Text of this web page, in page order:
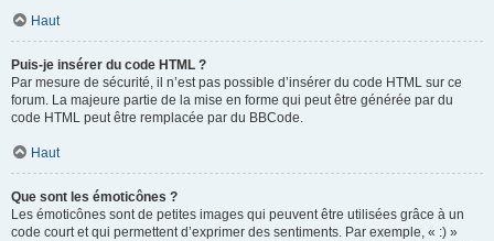
Haut
Puis-je insérer du code HTML ?
Par mesure de sécurité, il n’est pas possible d’insérer du code HTML sur ce
forum. La majeure partie de la mise en forme qui peut être générée par du
code HTML peut être remplacée par du BBCode.
Haut
Que sont les émoticônes ?
Les émoticônes sont de petites images qui peuvent être utilisées grâce à un
code court et qui permettent d’exprimer des sentiments. Par exemple, « :) »